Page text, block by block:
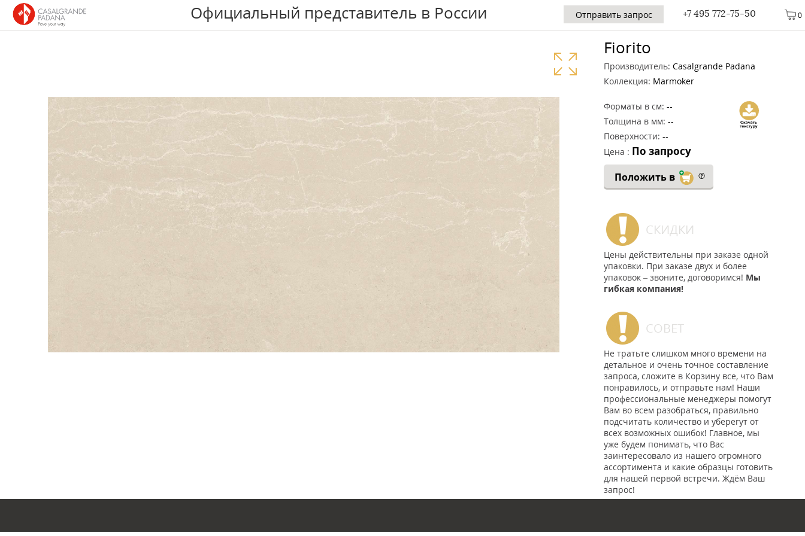
0
Официальный представитель в России +7 495 772-75-50
Отправить запрос
Fiorito
Производитель: Casalgrande Padana
Коллекция: Marmoker
Форматы в см: --
Толщина в мм: --
Поверхности: --
Цена : По запросу
Положить в
СКИДКИ
Цены действительны при заказе одной
упаковки. При заказе двух и более
упаковок – звоните, договоримся! Мы
гибкая компания!
СОВЕТ
Не тратьте слишком много времени на
детальное и очень точное составление
запроса, сложите в Корзину все, что Вам
понравилось, и отправьте нам! Наши
профессиональные менеджеры помогут
Вам во всем разобраться, правильно
подсчитать количество и уберегут от
всех возможных ошибок! Главное, мы
уже будем понимать, что Вас
заинтересовало из нашего огромного
ассортимента и какие образцы готовить
для нашей первой встречи. Ждём Ваш
запрос!